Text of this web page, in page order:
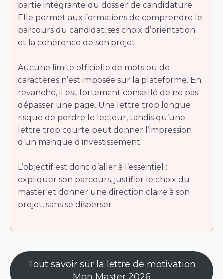
partie intégrante du dossier de candidature.
Elle permet aux formations de comprendre le
parcours du candidat, ses choix d’orientation
et la cohérence de son projet.
Aucune limite officielle de mots ou de
caractères n’est imposée sur la plateforme. En
revanche, il est fortement conseillé de ne pas
dépasser une page. Une lettre trop longue
risque de perdre le lecteur, tandis qu’une
lettre trop courte peut donner l’impression
d’un manque d’investissement.
L’objectif est donc d’aller à l’essentiel :
expliquer son parcours, justifier le choix du
master et donner une direction claire à son
projet, sans se disperser.
Tout savoir sur la lettre de motivation
Mon Master 2026